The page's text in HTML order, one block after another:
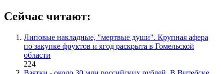
Сейчас читают:
Липовые накладные, "мертвые души". Крупная афера
по закупке фруктов и ягод раскрыта в Гомельской
области
224